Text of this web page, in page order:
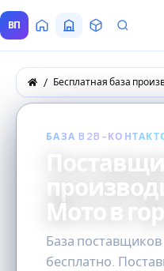
ВП ГлавнаяВсе Поставщики
ТоварыЗапросы
БАЗА B2B-
Мото в
База
бесплатно.